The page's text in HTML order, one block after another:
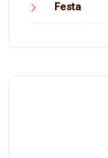
Festa